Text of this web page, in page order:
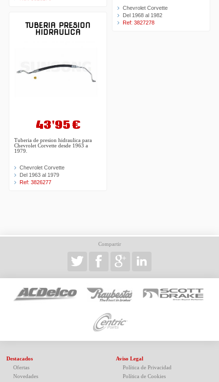
TUBERIA PRESION
HIDRAULICA
43'95 €
Tuberia de presion hidraulica para
Chevrolet Corvette desde 1963 a
1979.
Chevrolet Corvette
Del 1963 al 1979
Ref: 3826277
Chevrolet Corvette
Del 1968 al 1982
Ref: 3827278
Compartir
Destacados
Ofertas
Novedades
Aviso Legal
Política de Privacidad
Política de Cookies